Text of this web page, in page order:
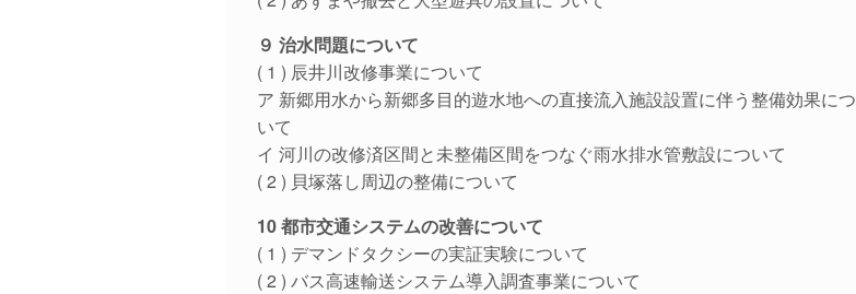
９ 治水問題について
( 1 ) 辰井川改修事業について
ア 新郷用水から新郷多目的遊水地への直接流入施設設置に伴う整備効果につ
いて
イ 河川の改修済区間と未整備区間をつなぐ雨水排水管敷設について
( 2 ) 貝塚落し周辺の整備について
10 都市交通システムの改善について
( 1 ) デマンドタクシーの実証実験について
( 2 ) バス高速輸送システム導入調査事業について